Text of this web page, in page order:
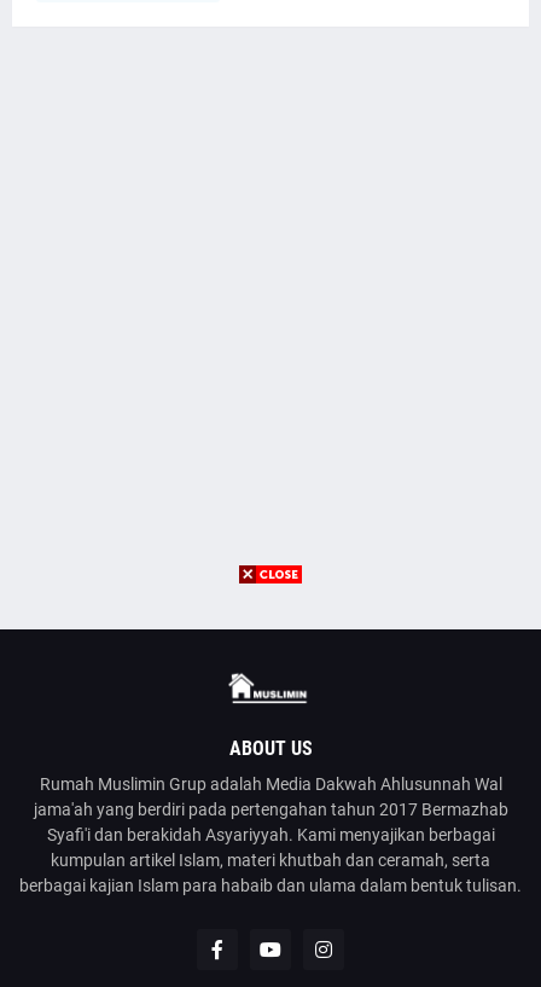
ABOUT US
Rumah Muslimin Grup adalah Media Dakwah Ahlusunnah Wal
jama'ah yang berdiri pada pertengahan tahun 2017 Bermazhab
Syafi'i dan berakidah Asyariyyah. Kami menyajikan berbagai
kumpulan artikel Islam, materi khutbah dan ceramah, serta
berbagai kajian Islam para habaib dan ulama dalam bentuk tulisan.